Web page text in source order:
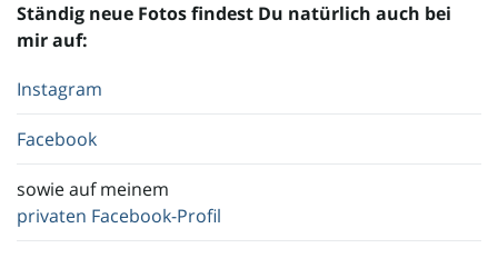
Ständig neue Fotos findest Du natürlich auch bei
mir auf:
Instagram
Facebook
sowie auf meinem
privaten Facebook-Profil